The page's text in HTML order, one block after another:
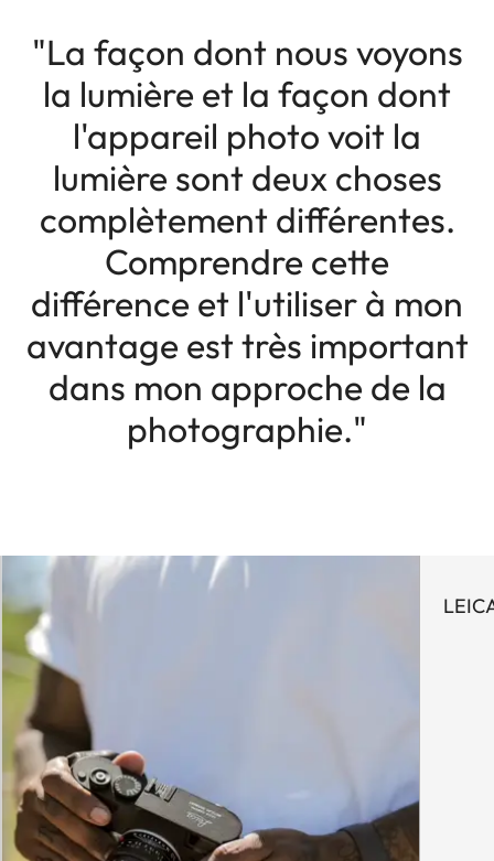
"La façon dont nous voyons
la lumière et la façon dont
l'appareil photo voit la
lumière sont deux choses
complètement différentes.
Comprendre cette
différence et l'utiliser à mon
avantage est très important
dans mon approche de la
photographie."